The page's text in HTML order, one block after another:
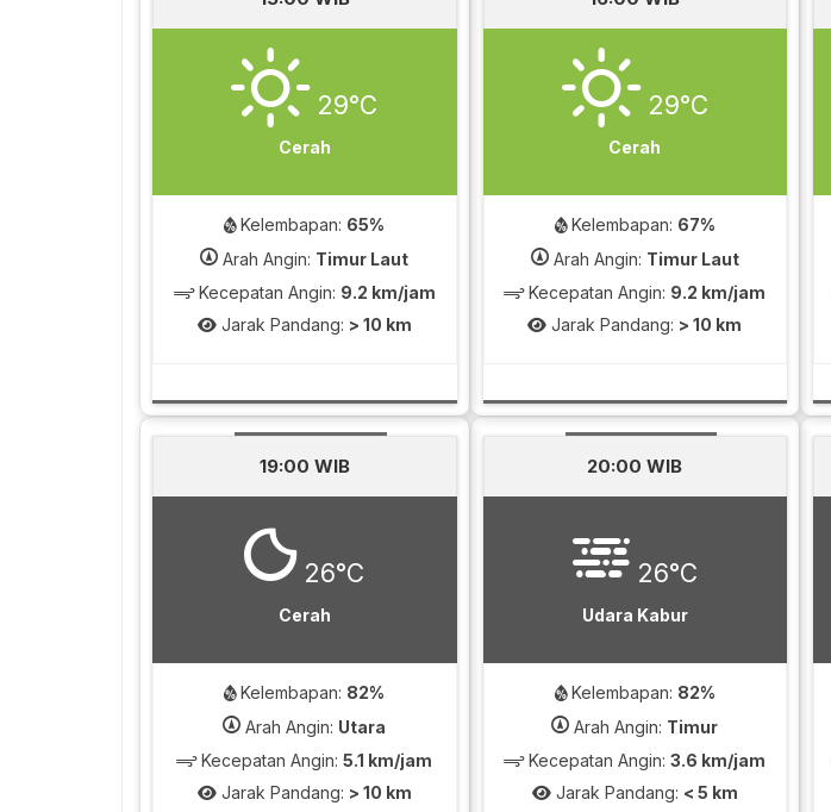
29°C
Cerah
Kelembapan: 65%
Arah Angin: Timur Laut
Kecepatan Angin: 9.2 km/jam
Jarak Pandang: > 10 km
29°C
Cerah
Kelembapan: 67%
Arah Angin: Timur Laut
Kecepatan Angin: 9.2 km/jam
Jarak Pandang: > 10 km
19:00 WIB
26°C
Cerah
Kelembapan: 82%
Arah Angin: Utara
Kecepatan Angin:5.1 km/jam
Jarak Pandang: > 10 km
20:00 WIB
26°C
Udara Kabur
Kelembapan: 82%
Arah Angin: Timur
Kecepatan Angin:3.6 km/jam
Jarak Pandang: < 5 km